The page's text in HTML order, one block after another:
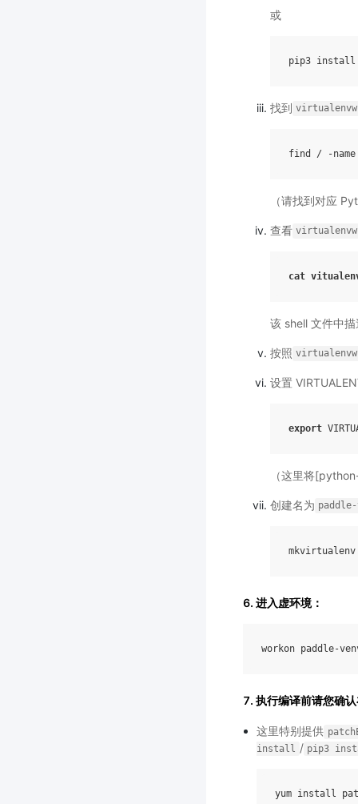
或
pip3 install
找到
find / -name
（请找到对应
查看
cat
该 shell 文件中
按照
设置
export
（这里将
创建名为
mkvirtualenv
6. 进入虚环境：
workon paddle-
7. 执行编译前请您确
这里特别提供
install / pip3
yum install